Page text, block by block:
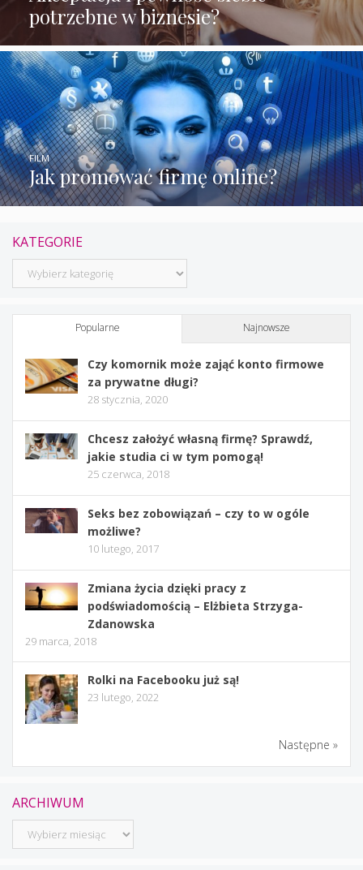
potrzebne w biznesie?
Jak promować firmę online?
FILM
KATEGORIE
Kategorie
Popularne Najnowsze
Czy komornik może zająć konto firmowe
za prywatne długi?
28 stycznia, 2020
Chcesz założyć własną firmę? Sprawdź,
jakie studia ci w tym pomogą!
25 czerwca, 2018
Seks bez zobowiązań – czy to w ogóle
możliwe?
10 lutego, 2017
Zmiana życia dzięki pracy z
podświadomością – Elżbieta Strzyga-
Zdanowska
29 marca, 2018
Rolki na Facebooku już są!
23 lutego, 2022
Następne »
ARCHIWUM
Archiwum